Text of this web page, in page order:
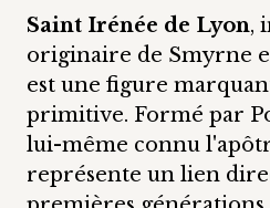
Saint Irénée de Lyon,
originaire de Smyrne
est une figure
primitive. Formé par
lui-même connu
représente un lien